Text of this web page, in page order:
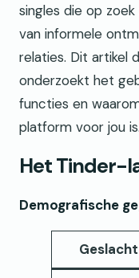
singles die op
van informele
relaties. Dit artikel
onderzoekt het
functies en
platform voor jou is.
Het Tinder-
Demografische
Geslacht